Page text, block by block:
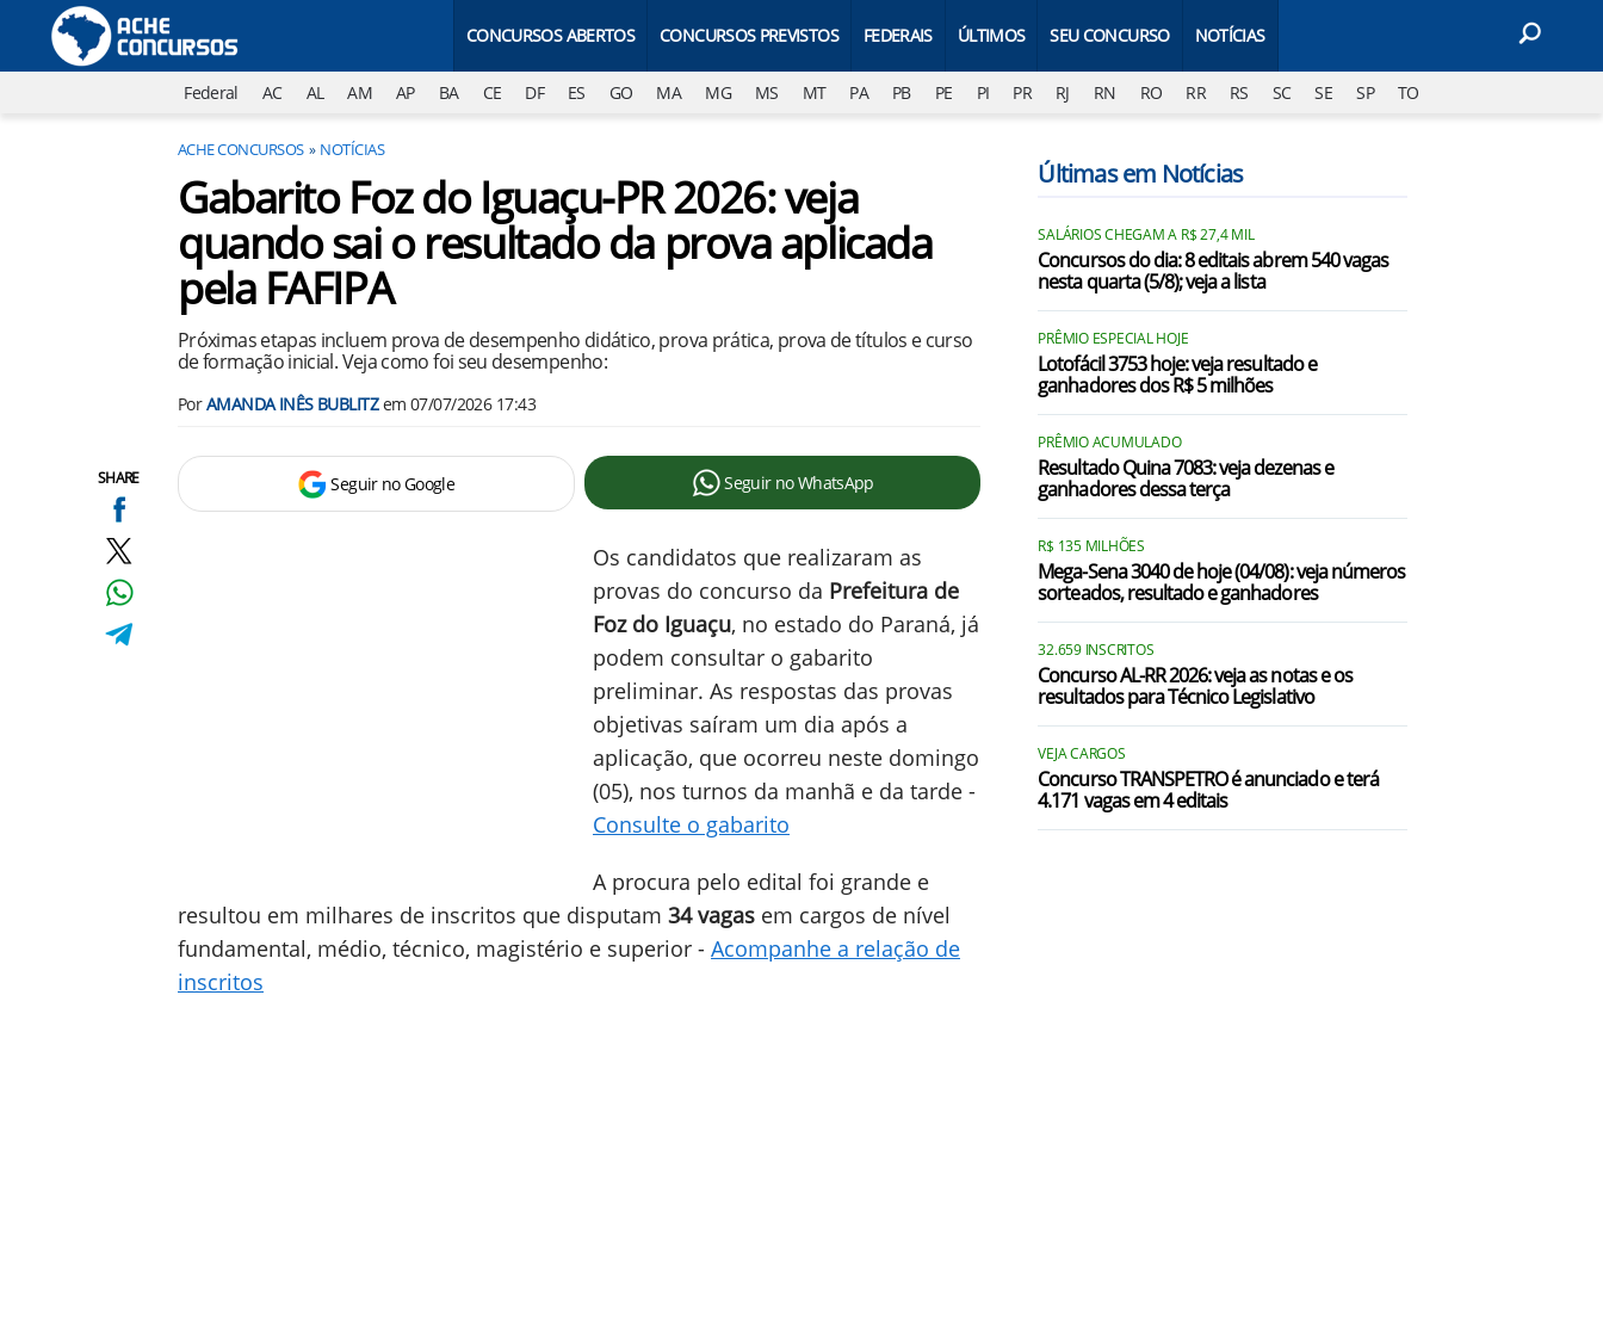
CONCURSOS ABERTOS CONCURSOS PREVISTOS FEDERAIS ÚLTIMOS SEU CONCURSO NOTÍCIAS
Federal AC AL AM AP BA CE DF ES GO MA MG MS MT PA PB PE PI PR RJ RN RO RR RS SC SE SP TO
ACHE CONCURSOS NOTÍCIAS
SHARE
Gabarito Foz do Iguaçu-PR 2026: veja
quando sai o resultado da prova aplicada
pela FAFIPA
Próximas etapas incluem prova de desempenho didático, prova prática, prova de títulos e curso
de formação inicial. Veja como foi seu desempenho:
PorAMANDA INÊS BUBLITZem 07/07/2026 17:43
Seguir no Google Seguir no WhatsApp
Os candidatos que realizaram as
provas do concurso da Prefeitura de
Foz do Iguaçu, no estado do Paraná, já
podem consultar o gabarito
preliminar. As respostas das provas
objetivas saíram um dia após a
aplicação, que ocorreu neste domingo
(05), nos turnos da manhã e da tarde -
Consulte o gabarito
A procura pelo edital foi grande e
resultou em milhares de inscritos que disputam 34 vagas em cargos de nível
fundamental, médio, técnico, magistério e superior - Acompanhe a relação de
inscritos
Últimas em Notícias
SALÁRIOS CHEGAM A R$ 27,4 MIL
Concursos do dia: 8 editais abrem 540 vagas
nesta quarta (5/8); veja a lista
PRÊMIO ESPECIAL HOJE
Lotofácil 3753 hoje: veja resultado e
ganhadores dos R$ 5 milhões
PRÊMIO ACUMULADO
Resultado Quina 7083: veja dezenas e
ganhadores dessa terça
R$ 135 MILHÕES
Mega-Sena 3040 de hoje (04/08): veja números
sorteados, resultado e ganhadores
32.659 INSCRITOS
Concurso AL-RR 2026: veja as notas e os
resultados para Técnico Legislativo
VEJA CARGOS
Concurso TRANSPETRO é anunciado e terá
4.171 vagas em 4 editais